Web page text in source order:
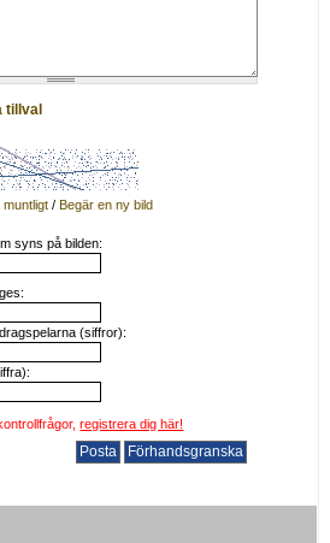
tillval
/Begär en ny bild
syns på bilden:
(siffror):
registrera dig här!